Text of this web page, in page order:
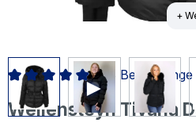
+
Wellensteyn Tivana
Durchschnittliche Bewertung von
36 Bewertungen